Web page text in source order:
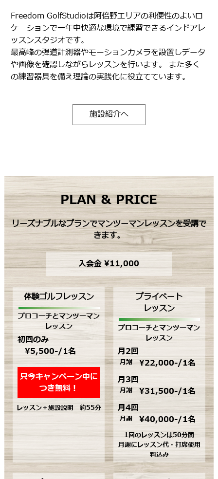
Freedom GolfStudioは阿倍野エリアの利便性のよいロ
ケーションで一年中快適な環境で練習できるインドアレ
ッスンスタジオです。
最高峰の弾道計測器やモーションカメラを設置しデータ
や画像を確認しながらレッスンを行います。 また多く
の練習器具を備え理論の実践化に役立てています。
施設紹介へ
PLAN & PRICE
リーズナブルなプランでマンツーマンレッスンを受講で
きます。
入会金 ¥11,000
体験ゴルフレッスン
プロコーチとマンツーマン
レッスン
初回のみ
¥5,500-/1名
只今キャンペーン中に
つき無料！
レッスン＋施設説明 約55分
プライベート
レッスン
プロコーチとマンツーマン
レッスン
月2回
月謝
¥22,000-/1名
月3回
月謝
¥31,500-/1名
月4回
月謝 ¥40,000-/1名
1回のレッスンは50分間
月謝にレッスン代・打席使用
料込み